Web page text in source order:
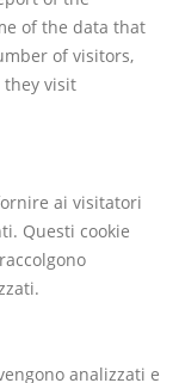
of the data that
of visitors,
they visit
ai visitatori
Questi cookie
analizzati e